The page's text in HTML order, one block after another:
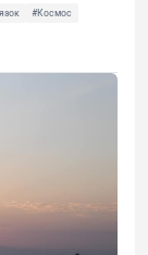
#Космос